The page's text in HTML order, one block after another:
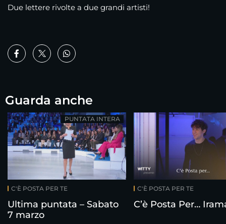
Due lettere rivolte a due grandi artisti!
Guarda anche
C'È POSTA PER TE
Ultima puntata – Sabato
7 marzo
PUNTATA INTERA
C'È POSTA PER TE
C’è Posta Per…